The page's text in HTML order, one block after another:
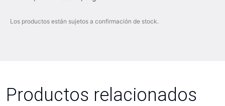
Los productos están sujetos a confirmación de stock.
Productos relacionados